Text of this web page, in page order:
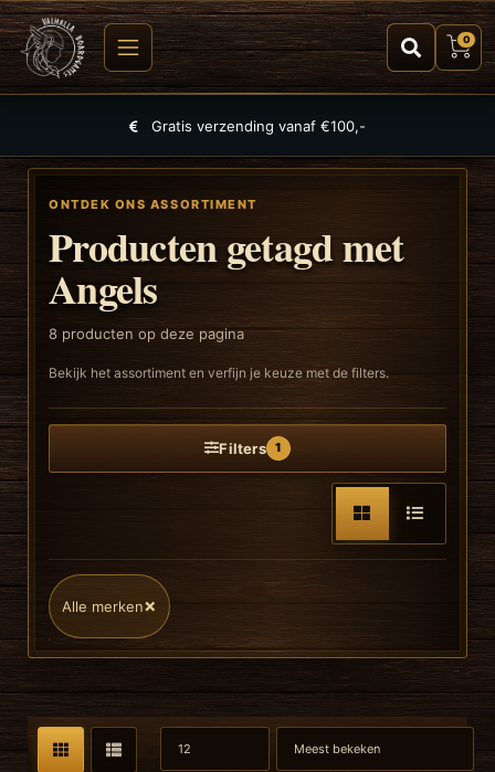
0
Gratis verzending vanaf €100,-
ONTDEK ONS ASSORTIMENT
Producten getagd met
Angels
8 producten op deze pagina
Bekijk het assortiment en verfijn je keuze met de filters.
Filters 1
Alle merken×